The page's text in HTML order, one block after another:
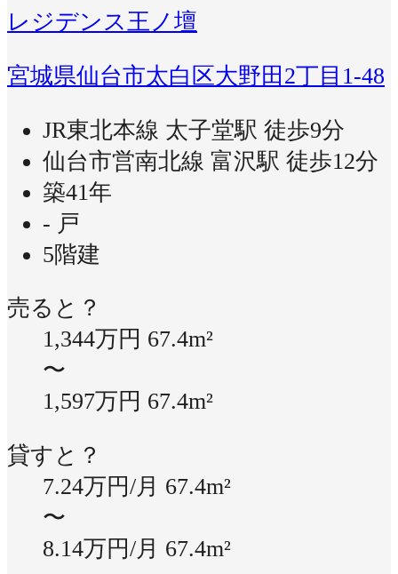
レジデンス王ノ壇
宮城県仙台市太白区大野田2丁目1-48
JR東北本線 太子堂駅 徒歩9分
仙台市営南北線 富沢駅 徒歩12分
築41年
- 戸
5階建
売ると？
1,344万円 67.4m²
〜
1,597万円 67.4m²
貸すと？
7.24万円/月 67.4m²
〜
8.14万円/月 67.4m²